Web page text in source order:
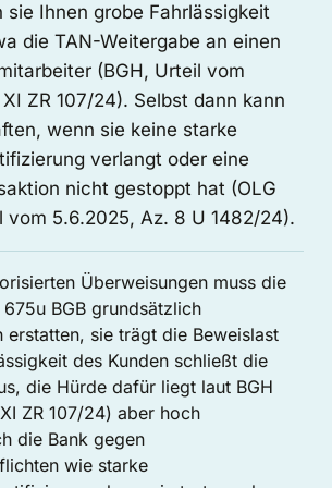
sie Ihnen grobe Fahrlässigkeit
die TAN-Weitergabe an einen
(BGH, Urteil vom
ZR 107/24). Selbst dann kann
wenn sie keine starke
verlangt oder eine
nicht gestoppt hat (OLG
vom 5.6.2025, Az. 8 U 1482/24).
Überweisungen muss die
BGB grundsätzlich
erstatten, sie trägt die Beweislast
des Kunden schließt die
die Hürde dafür liegt laut BGH
ZR 107/24) aber hoch
die Bank gegen
wie starke